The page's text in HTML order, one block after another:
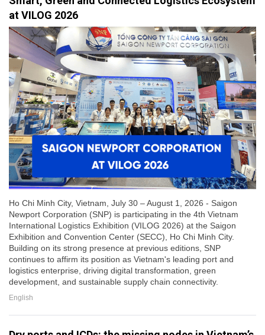
at VILOG 2026
Ho Chi Minh City, Vietnam, July 30 – August 1, 2026 - Saigon
Newport Corporation (SNP) is participating in the 4th Vietnam
International Logistics Exhibition (VILOG 2026) at the Saigon
Exhibition and Convention Center (SECC), Ho Chi Minh City.
Building on its strong presence at previous editions, SNP
continues to affirm its position as Vietnam's leading port and
logistics enterprise, driving digital transformation, green
development, and sustainable supply chain connectivity.
English